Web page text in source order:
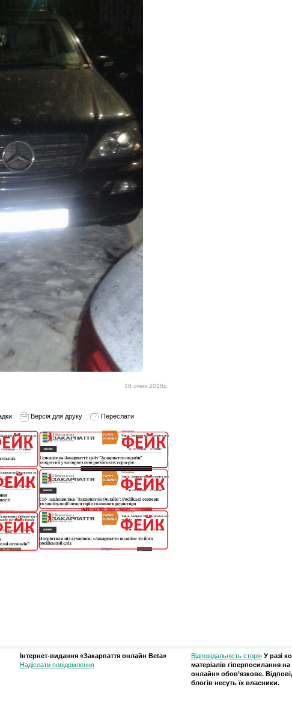
18 січня 2018р.
Версія для друку Переслати
Інтернет-видання «Закарпаття онлайн Beta»
Надіслати повідомлення
Відповідальність сторін У разі
матеріалів гіперпосилання на
онлайн» обов’язкове.
блогів несуть їх власники.